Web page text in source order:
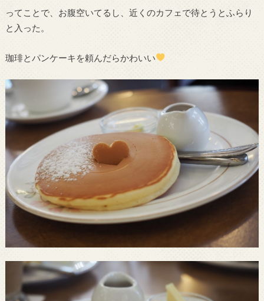
ってことで、お腹空いてるし、近くのカフェで待とうとふらり
と入った。
珈琲とパンケーキを頼んだらかわいい